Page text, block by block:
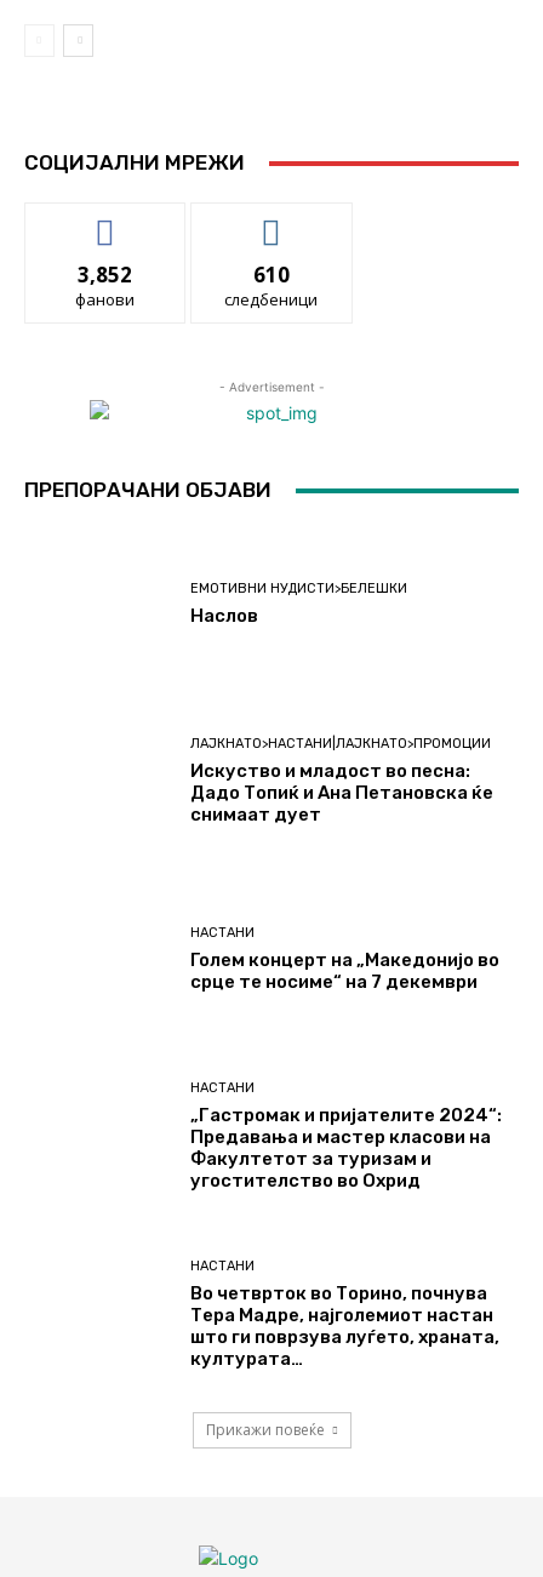
СОЦИЈАЛНИ МРЕЖИ
3,852
фанови
610
следбеници
- Advertisement -
ПРЕПОРАЧАНИ ОБЈАВИ
ЕМОТИВНИ НУДИСТИ>БЕЛЕШКИ
Наслов
ЛАЈКНАТО>НАСТАНИ|ЛАЈКНАТО>ПРОМОЦИИ
Искуство и младост во песна:
Дадо Топиќ и Ана Петановска ќе
снимаат дует
НАСТАНИ
Голем концерт на „Македонијо во
срце те носиме“ на 7 декември
НАСТАНИ
„Гастромак и пријателите 2024“:
Предавања и мастер класови на
Факултетот за туризам и
угостителство во Охрид
НАСТАНИ
Во четврток во Торино, почнува
Тера Мадре, најголемиот настан
што ги поврзува луѓето, храната,
културата…
Прикажи повеќе